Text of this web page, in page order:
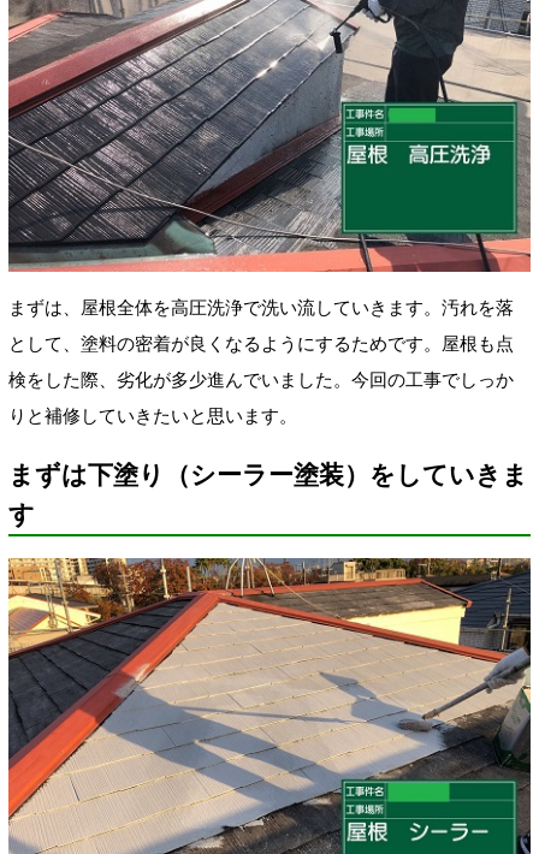
まずは、屋根全体を高圧洗浄で洗い流していきます。汚れを落
として、塗料の密着が良くなるようにするためです。
屋根も点
検をした際、劣化が多少進んでいました。今回の工事でしっか
りと補修していきたいと思います。
まずは下塗り（シーラー塗装）をしていきま
す